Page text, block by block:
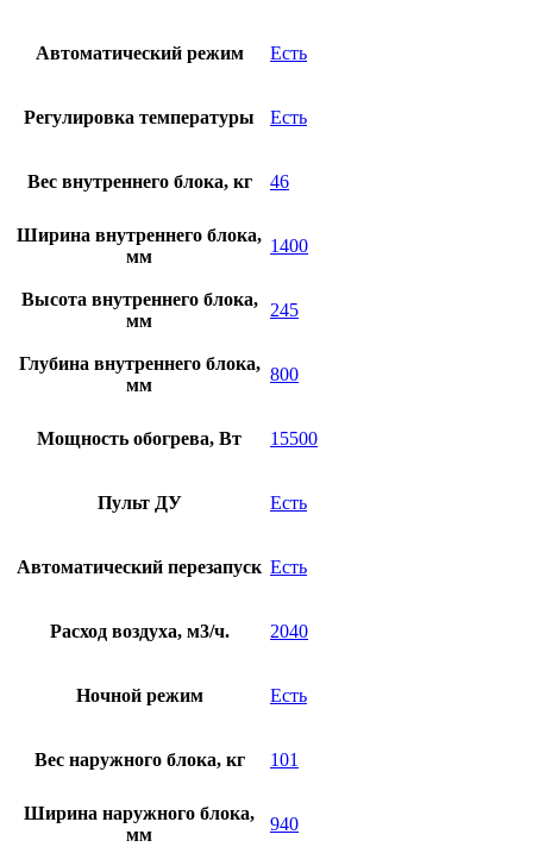
Автоматический режим Есть
Регулировка температуры Есть
Вес внутреннего блока, кг 46
Ширина внутреннего блока,
мм
1400
Высота внутреннего блока,
мм
245
Глубина внутреннего блока,
мм
800
Мощность обогрева, Вт 15500
Пульт ДУ Есть
Автоматический перезапуск Есть
Расход воздуха, м3/ч. 2040
Ночной режим Есть
Вес наружного блока, кг 101
Ширина наружного блока,
мм
940